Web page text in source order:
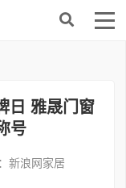
日 雅晟门窗
号
新浪网家居